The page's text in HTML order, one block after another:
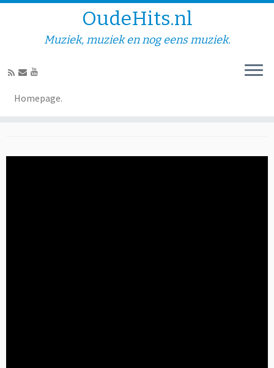
OudeHits.nl
Muziek, muziek en nog eens muziek.
Homepage.
de nacht